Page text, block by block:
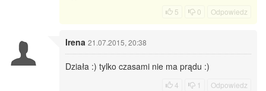
5 0 Odpowiedz
Irena 21.07.2015, 20:38
Działa :) tylko czasami nie ma prądu :)
4 1 Odpowiedz